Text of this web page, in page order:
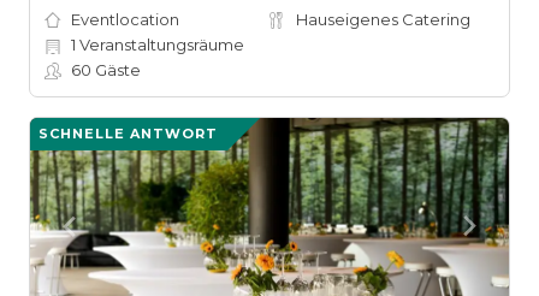
Eventlocation
Hauseigenes Catering
1 Veranstaltungsräume
60 Gäste
SCHNELLE ANTWORT